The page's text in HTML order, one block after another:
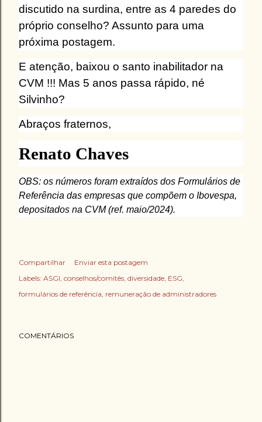
discutido na surdina, entre as 4 paredes do
próprio conselho? Assunto para uma
próxima postagem.
E atenção, baixou o santo inabilitador na
CVM !!! Mas 5 anos passa rápido, né
Silvinho?
Abraços fraternos,
Renato Chaves
OBS: os números foram extraídos dos Formulários de
Referência das empresas que compõem o Ibovespa,
depositados na CVM (ref. maio/2024).
Compartilhar
Enviar esta postagem
Labels: ASGI conselhos/comitês diversidade ESG
formulários de referência remuneração de administradores
COMENTÁRIOS